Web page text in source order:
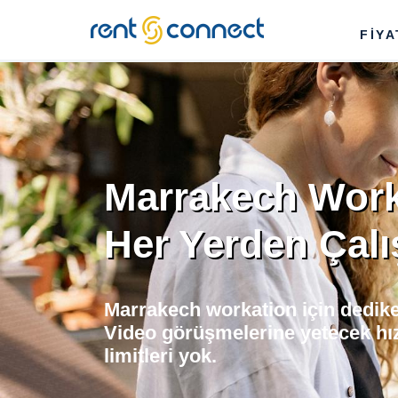
RENT'N
CONNECT
Marrakech
Her Yerden
Marrakech workation için
Video görüşmelerine yetecek
limitleri yok.